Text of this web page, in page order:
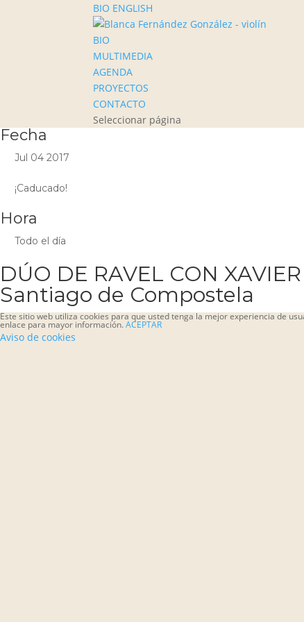
BIO ENGLISH
BIO
MULTIMEDIA
AGENDA
PROYECTOS
CONTACTO
Seleccionar página
Fecha
Jul 04 2017
¡Caducado!
Hora
Todo el día
DÚO DE RAVEL CON
Santiago de Compostela
Este sitio web utiliza cookies para que usted tenga la mejor experiencia de
enlace para mayor información.ACEPTAR
Aviso de cookies